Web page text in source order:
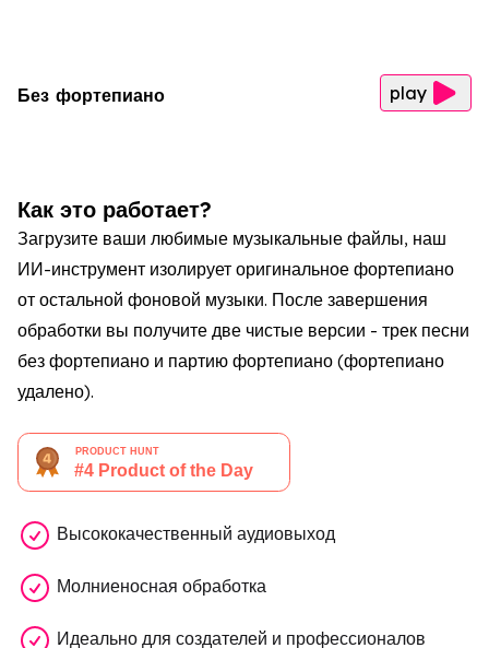
Без фортепиано play
Как это работает?
Загрузите ваши любимые музыкальные файлы, наш
ИИ-инструмент изолирует оригинальное фортепиано
от остальной фоновой музыки. После завершения
обработки вы получите две чистые версии - трек песни
без фортепиано и партию фортепиано (фортепиано
удалено).
Высококачественный аудиовыход
Молниеносная обработка
Идеально для создателей и профессионалов